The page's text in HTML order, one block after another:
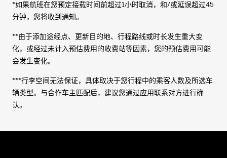
*如果航班在您预定接载时间前超过1小时取消，和/或延误超过45
分钟，您将收到通知。
**由于添加途经点、更新目的地、行程路线或时长发生重大变
化，或经过未计入预估费用的收费站等因素，您的预估费用可能
会发生变化。
***行李空间无法保证，具体取决于您行程中的乘客人数及所选车
辆类型。与合作车主匹配后，建议您通过应用联系对方进行确
认。